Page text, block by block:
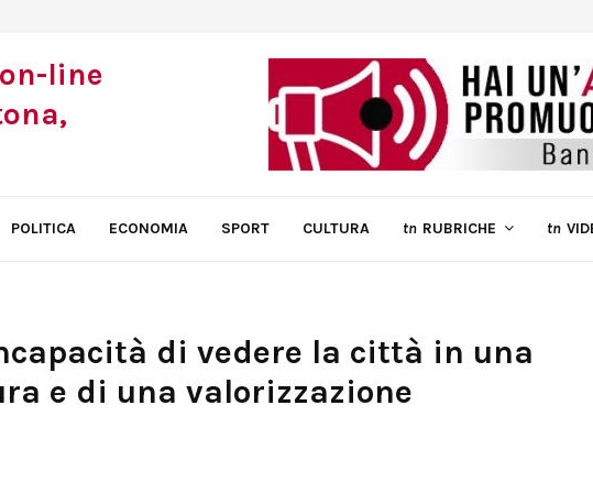
POLITICA ECONOMIA SPORT CULTURA tn RUBRICHE tn
di vedere la città in una
e di una valorizzazione